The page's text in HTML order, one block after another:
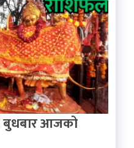
आजको